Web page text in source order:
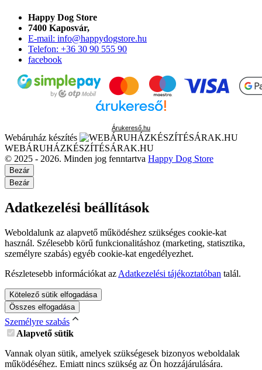
Happy Dog Store
7400 Kaposvár,
E-mail: info@happydogstore.hu
Telefon: +36 30 90 555 90
facebook
Árukereső.hu
Webáruház készítés
WEBÁRUHÁZKÉSZÍTÉSÁRAK.HU
© 2025 - 2026. Minden jog fenntartva Happy Dog Store
Bezár
Bezár
Adatkezelési beállítások
Weboldalunk az alapvető működéshez szükséges cookie-kat
használ. Szélesebb körű funkcionalitáshoz (marketing, statisztika,
személyre szabás) egyéb cookie-kat engedélyezhet.
Részletesebb információkat az Adatkezelési tájékoztatóban talál.
Kötelező sütik elfogadása
Összes elfogadása
Személyre szabás
Alapvető sütik
Vannak olyan sütik, amelyek szükségesek bizonyos weboldalak
működéséhez. Emiatt nincs szükség az Ön hozzájárulására.